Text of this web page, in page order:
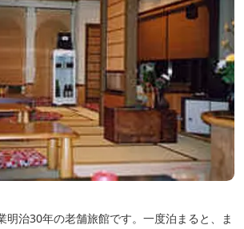
明治30年の老舗旅館です。一度泊まると、ま